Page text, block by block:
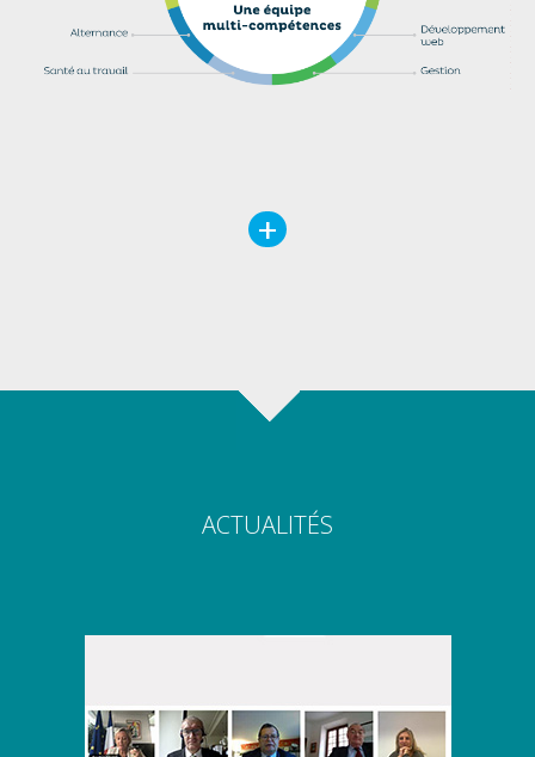
+
ACTUALITÉS